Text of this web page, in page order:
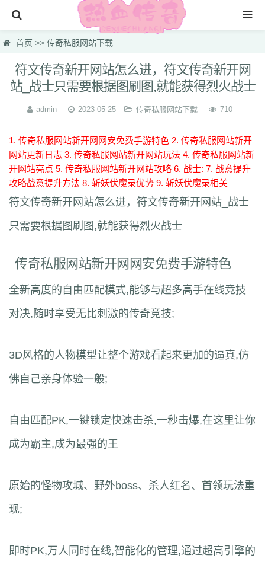
首页
传奇公益服开机
传奇私服网站下载
传奇3sf
免费传奇
传奇3官网登陆
新开传奇开服表
新开传奇公益服发布网站
首页 >> 传奇私服网站下载
符文传奇新开网站怎么进，符文传奇新开网
站_战士只需要根据图刷图,就能获得烈火战士
admin 2023-05-25 传奇私服网站下载 710
1. 传奇私服网站新开网网安免费手游特色 2. 传奇私服网站新开
网站更新日志 3. 传奇私服网站新开网站玩法 4. 传奇私服网站新
开网站亮点 5. 传奇私服网站新开网站攻略 6. 战士: 7. 战意提升
攻略战意提升方法 8. 斩妖伏魔录优势 9. 斩妖伏魔录相关
符文传奇新开网站怎么进，符文传奇新开网站_战士
只需要根据图刷图,就能获得烈火战士
传奇私服网站新开网网安免费手游特色
全新高度的自由匹配模式,能够与超多高手在线竞技
对决,随时享受无比刺激的传奇竞技;
3D风格的人物模型让整个游戏看起来更加的逼真,仿
佛自己亲身体验一般;
自由匹配PK,一键锁定快速击杀,一秒击爆,在这里让你
成为霸主,成为最强的王
原始的怪物攻城、野外boss、杀人红名、首领玩法重
现;
即时PK,万人同时在线,智能化的管理,通过超高引擎的